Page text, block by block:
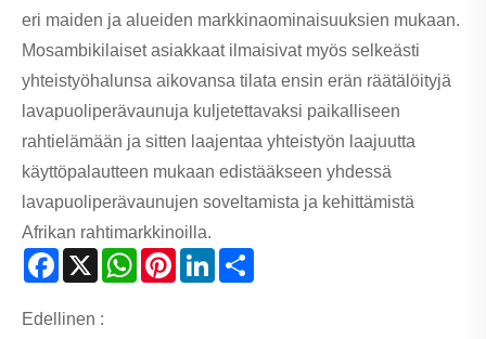
eri maiden ja alueiden markkinaominaisuuksien mukaan.
Mosambikilaiset asiakkaat ilmaisivat myös selkeästi
yhteistyöhalunsa aikovansa tilata ensin erän räätälöityjä
lavapuoliperävaunuja kuljetettavaksi paikalliseen
rahtielämään ja sitten laajentaa yhteistyön laajuutta
käyttöpalautteen mukaan edistääkseen yhdessä
lavapuoliperävaunujen soveltamista ja kehittämistä
Afrikan rahtimarkkinoilla.
Facebook
X WhatsAppPinterestLinkedIn
Edellinen :